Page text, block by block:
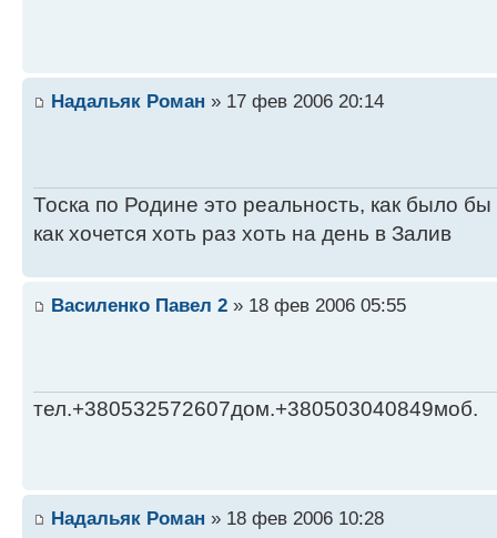
Надальяк Роман » 17 фев 2006 20:14
Тоска по Родине это реальность, как было
как хочется хоть раз хоть на день в Залив
Василенко Павел 2 » 18 фев 2006 05:55
тел.+380532572607дом.+380503040849моб.
Надальяк Роман » 18 фев 2006 10:28